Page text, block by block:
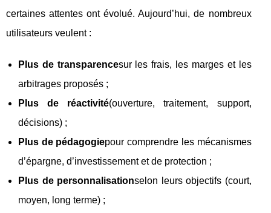
certaines attentes ont évolué. Aujourd’hui, de nombreux
utilisateurs veulent :
Plus de transparencesur les frais, les marges et les
arbitrages proposés ;
Plus de réactivité(ouverture, traitement, support,
décisions) ;
Plus de pédagogiepour comprendre les mécanismes
d’épargne, d’investissement et de protection ;
Plus de personnalisationselon leurs objectifs (court,
moyen, long terme) ;